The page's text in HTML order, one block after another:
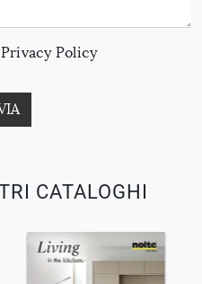
CATALOGHI
Privacy Policy